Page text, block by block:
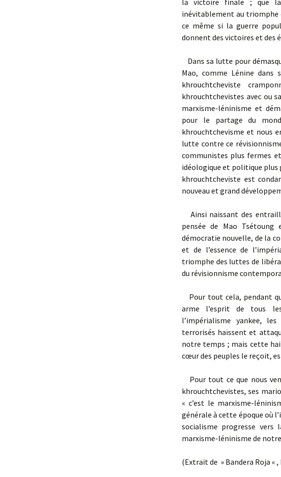
la victoire finale ; que la
inévitablement au triomphe
ce même si la guerre
donnent des victoires et des
Dans sa lutte pour
Mao, comme Lénine dans
khrouchtcheviste
khrouchtchevistes avec ou
marxisme-léninisme et
pour le partage du
khrouchtchevisme et nous
lutte contre ce
communistes plus fermes
idéologique et politique plus
khrouchtcheviste est
nouveau et grand
Ainsi naissant des
pensée de Mao
démocratie nouvelle, de la
et de l’essence de
triomphe des luttes de
du révisionnisme
Pour tout cela, pendant
arme l’esprit de tous
l’impérialisme yankee,
terrorisés haïssent et
notre temps ; mais cette
cœur des peuples le reçoit,
Pour tout ce que nous
khrouchtchevistes, ses
« c’est le marxisme-
générale à cette époque où
socialisme progresse
marxisme-léninisme de notre
(Extrait de » Bandera Roja «